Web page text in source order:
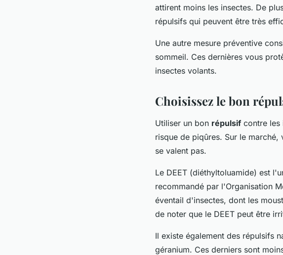
attirent moins les insectes. De
répulsifs qui peuvent être très
Une autre mesure préventive
sommeil. Ces dernières vous
insectes volants.
Choisissez le bon
Utiliser un bon répulsif contre les
risque de piqûres. Sur le
se valent pas.
Le DEET (diéthyltoluamide) est
recommandé par l'Organisation
éventail d'insectes, dont les
de noter que le DEET peut être
Il existe également des répulsifs
géranium. Ces derniers sont